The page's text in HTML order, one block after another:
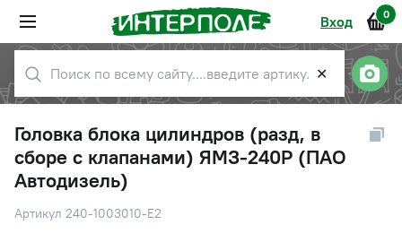
Вход 0
✕
Головка блока цилиндров (разд, в
сборе с клапанами) ЯМЗ-240Р (ПАО
Автодизель)
Артикул 240-1003010-Е2